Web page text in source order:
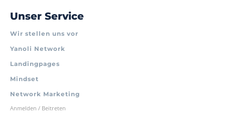
Unser Service
Wir stellen uns vor
Yanoli Network
Landingpages
Mindset
Network Marketing
Anmelden / Beitreten